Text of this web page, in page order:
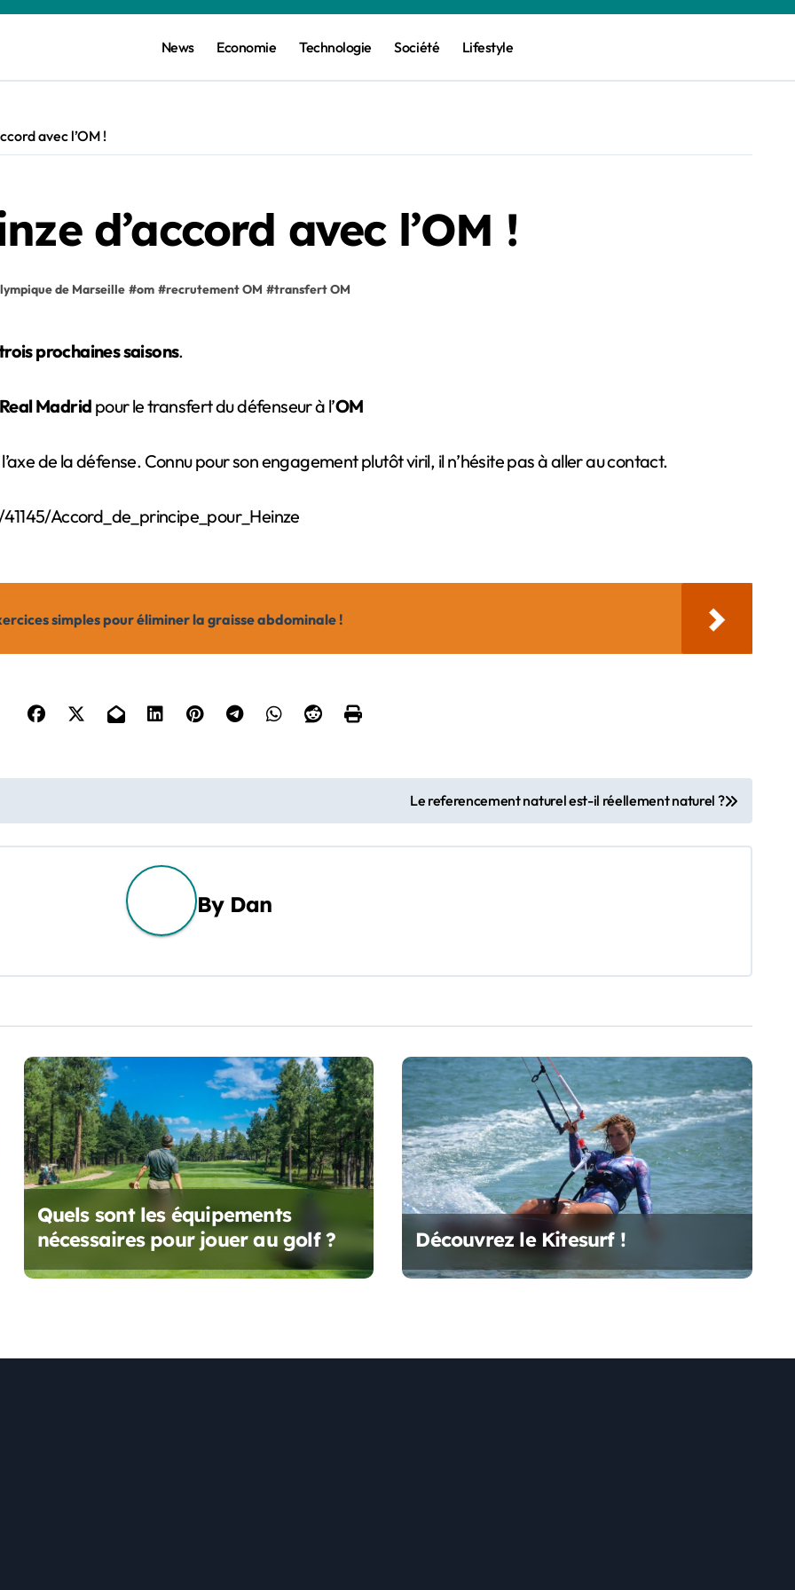
News Economie Technologie Société Lifestyle
avec l’OM !
d’accord avec l’OM !
de Marseille #om #recrutement OM #transfert OM
prochaines saisons.
Real Madrid pour le transfert du défenseur à l’OM
de la défense. Connu pour son engagement plutôt viril, il n’hésite pas à aller au contact.
Accord_de_principe_pour_Heinze
simples pour éliminer la graisse abdominale !
Le referencement naturel est-il réellement naturel ?
By Dan
Quels sont les équipements
nécessaires pour jouer au golf ?
Découvrez le Kitesurf !